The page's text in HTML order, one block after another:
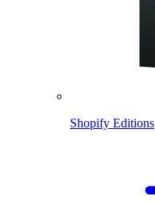
Shopify Editions